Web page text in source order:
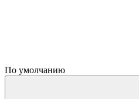
По умолчанию